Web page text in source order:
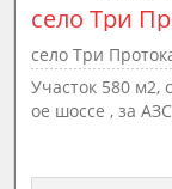
село Три
село Три
Участок 580 м2,
ое шоссе , за